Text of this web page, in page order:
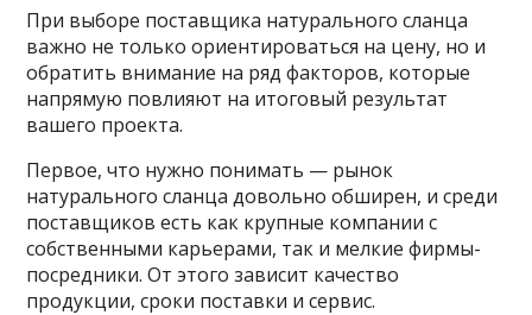
При выборе поставщика натурального сланца
важно не только ориентироваться на цену, но и
обратить внимание на ряд факторов, которые
напрямую повлияют на итоговый результат
вашего проекта.
Первое, что нужно понимать — рынок
натурального сланца довольно обширен, и среди
поставщиков есть как крупные компании с
собственными карьерами, так и мелкие фирмы-
посредники. От этого зависит качество
продукции, сроки поставки и сервис.